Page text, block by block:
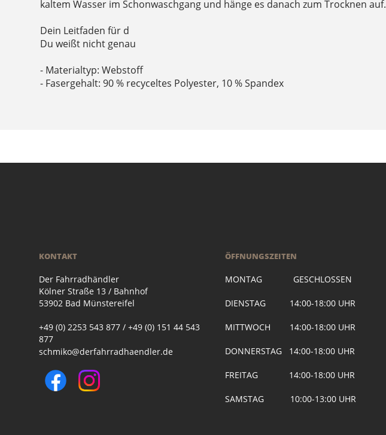
kaltem Wasser im Schonwaschgang und hänge es danach zum Trocknen auf.
Dein Leitfaden für d
Du weißt nicht genau
- Materialtyp: Webstoff
- Fasergehalt: 90 % recyceltes Polyester, 10 % Spandex
KONTAKT
Der Fahrradhändler
Kölner Straße 13 / Bahnhof
53902 Bad Münstereifel
+49 (0) 2253 543 877 / +49 (0) 151 44 543
877
schmiko@derfahrradhaendler.de
ÖFFNUNGSZEITEN
MONTAG GESCHLOSSEN
DIENSTAG 14:00-18:00 UHR
MITTWOCH 14:00-18:00 UHR
DONNERSTAG 14:00-18:00 UHR
FREITAG 14:00-18:00 UHR
SAMSTAG 10:00-13:00 UHR